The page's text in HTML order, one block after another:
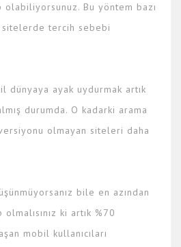
Bu yöntem bazı
tercih sebebi
dünyaya ayak uydurmak artık
durumda. O kadarki arama
olmayan siteleri daha
bile en azından
ki artık %70
mobil kullanıcıları